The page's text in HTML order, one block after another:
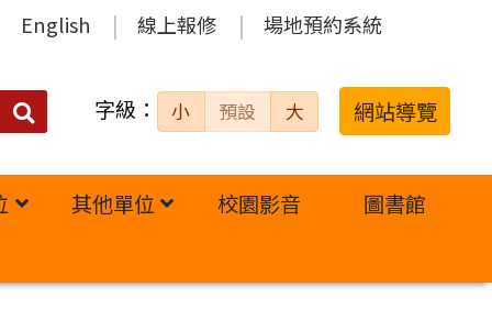
English 線上報修 場地預約系統
搜
字級： 小 預設 大 網站導覽
其他單位 校園影音 圖書館